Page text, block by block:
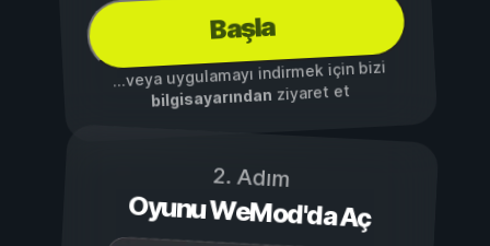
Başla
...veya uygulamayı indirmek için bizi
bilgisayarından ziyaret et
2. Adım
Oyunu WeMod'da Aç